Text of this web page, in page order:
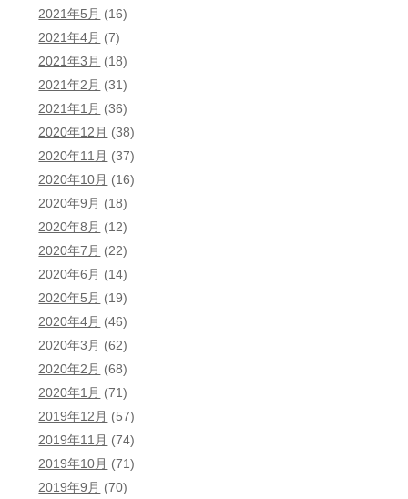
2021年5月 (16)
2021年4月 (7)
2021年3月 (18)
2021年2月 (31)
2021年1月 (36)
2020年12月 (38)
2020年11月 (37)
2020年10月 (16)
2020年9月 (18)
2020年8月 (12)
2020年7月 (22)
2020年6月 (14)
2020年5月 (19)
2020年4月 (46)
2020年3月 (62)
2020年2月 (68)
2020年1月 (71)
2019年12月 (57)
2019年11月 (74)
2019年10月 (71)
2019年9月 (70)